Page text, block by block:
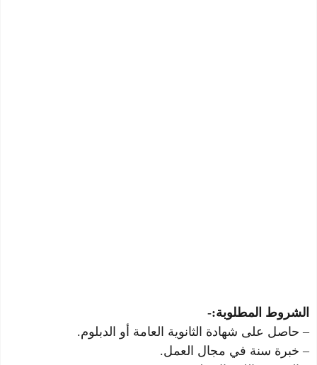
الشروط المطلوبة:-
– حاصل على شهادة الثانوية العامة أو الدبلوم.
– خبرة سنة في مجال العمل.